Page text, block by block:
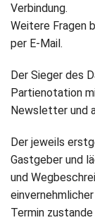
Verbindung.
Weitere Fragen
per E-Mail.
Der Sieger des
Partienotation
Newsletter und
Der jeweils
Gastgeber und
und
Termin